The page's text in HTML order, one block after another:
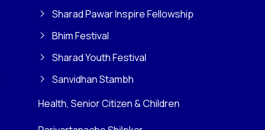
Sharad Pawar Inspire Fellowship
Bhim Festival
Sharad Youth Festival
Sanvidhan Stambh
Health, Senior Citizen & Children